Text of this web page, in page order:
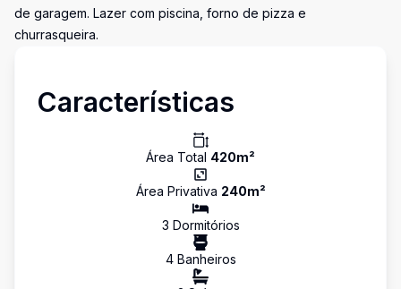
de garagem. Lazer com piscina, forno de pizza e
churrasqueira.
Características
Área Total 420m²
Área Privativa 240m²
3 Dormitórios
4Banheiros